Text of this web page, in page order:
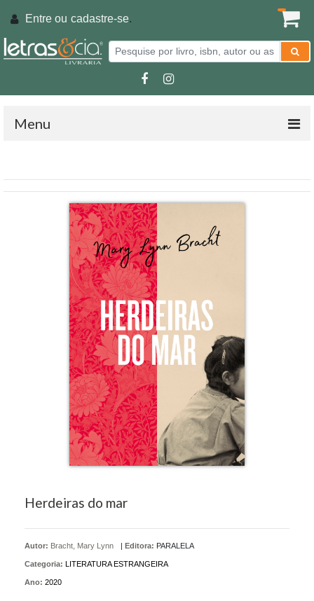
Entre ou cadastre-se.
Menu
Herdeiras do mar
Autor: Bracht, Mary Lynn | Editora: PARALELA
Categoria: LITERATURA ESTRANGEIRA
Ano: 2020